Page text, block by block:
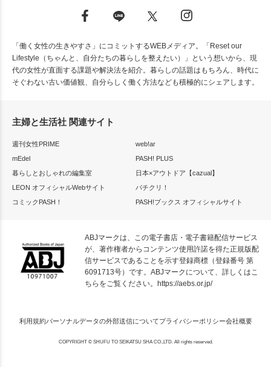
「働く女性の生きやすさ」にコミットするWEBメディア。「Reset our
Lifestyle（ちゃんと、自分たちの暮らしを整えたい）」という想いから、現
代の女性が直面する課題や解決法を紹介。暮らしの話題はもちろん、時代に
そぐわない古い価値観、自分らしく働く方法なども積極的にシェアします。
主婦と生活社 関連サイト
週刊女性PRIME
web!ar
mEdel
PASH! PLUS
暮らしとおしゃれの編集室
日本×アウトドア【cazual】
LEON オフィシャルWebサイト
パチクリ！
コミックPASH！
PASH!ブックス オフィシャルサイト
ABJマークは、この電子書店・電子書籍配信サービス
が、著作権者からコンテンツ使用許諾を得た正規版配
信サービスであることを示す登録商標（登録番号 第
6091713号）です。ABJマークについて、詳しくはこ
ちらをご覧ください。 https://aebs.or.jp/
利用規約パーソナルデータの外部送信についてプライバシーポリシー会社概要
COPYRIGHT © SHUFU TO SEIKATSU SHA CO.,LTD. All rights reserved.